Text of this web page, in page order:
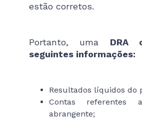
estão corretos.
Portanto, uma DRA
seguintes informações:
Resultados líquidos do
Contas referentes
abrangente;